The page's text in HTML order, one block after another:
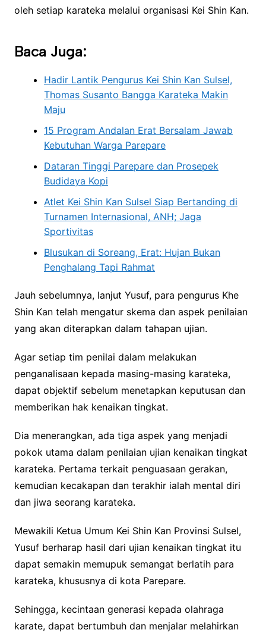
oleh setiap karateka melalui organisasi Kei Shin Kan.
Baca Juga:
Hadir Lantik Pengurus Kei Shin Kan Sulsel,
Thomas Susanto Bangga Karateka Makin
Maju
15 Program Andalan Erat Bersalam Jawab
Kebutuhan Warga Parepare
Dataran Tinggi Parepare dan Prosepek
Budidaya Kopi
Atlet Kei Shin Kan Sulsel Siap Bertanding di
Turnamen Internasional, ANH; Jaga
Sportivitas
Blusukan di Soreang, Erat: Hujan Bukan
Penghalang Tapi Rahmat
Jauh sebelumnya, lanjut Yusuf, para pengurus Khe
Shin Kan telah mengatur skema dan aspek penilaian
yang akan diterapkan dalam tahapan ujian.
Agar setiap tim penilai dalam melakukan
penganalisaan kepada masing-masing karateka,
dapat objektif sebelum menetapkan keputusan dan
memberikan hak kenaikan tingkat.
Dia menerangkan, ada tiga aspek yang menjadi
pokok utama dalam penilaian ujian kenaikan tingkat
karateka. Pertama terkait penguasaan gerakan,
kemudian kecakapan dan terakhir ialah mental diri
dan jiwa seorang karateka.
Mewakili Ketua Umum Kei Shin Kan Provinsi Sulsel,
Yusuf berharap hasil dari ujian kenaikan tingkat itu
dapat semakin memupuk semangat berlatih para
karateka, khususnya di kota Parepare.
Sehingga, kecintaan generasi kepada olahraga
karate, dapat bertumbuh dan menjalar melahirkan